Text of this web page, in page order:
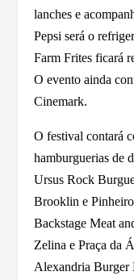
lanches e
Pepsi será o
Farm Frites ficará
O evento ainda
Cinemark.
O festival contará
hamburguerias de
Ursus Rock
Brooklin e
Backstage Meat
Zelina e Praça da
Alexandria Burger